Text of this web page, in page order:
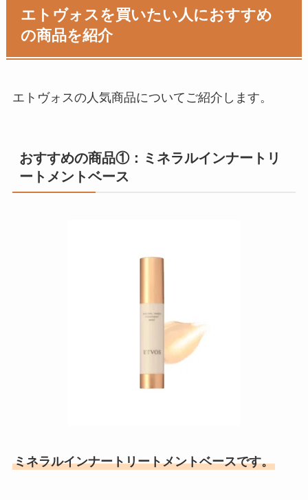
エトヴォスを買いたい人におすすめ
の商品を紹介
エトヴォスの人気商品についてご紹介します。
おすすめの商品①：ミネラルインナートリ
ートメントベース
ミネラルインナートリートメントベースです。